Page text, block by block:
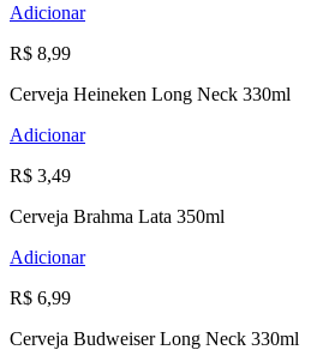
Adicionar
R$ 8,99
Cerveja Heineken Long Neck 330ml
Adicionar
R$ 3,49
Cerveja Brahma Lata 350ml
Adicionar
R$ 6,99
Cerveja Budweiser Long Neck 330ml